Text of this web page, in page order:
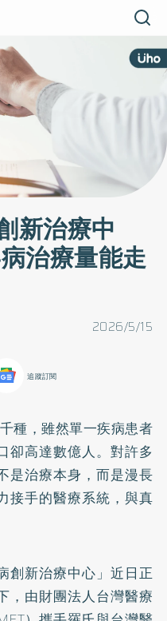
新治療中
治療量能走
2026/5/15
追蹤訂閱
種，雖然單一疾病患者
卻高達數億人。對許多
是治療本身，而是漫長
接手的醫療系統，與真
創新治療中心」近日正
，由財團法人台灣醫療